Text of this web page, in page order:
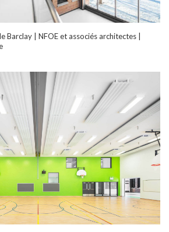
Barclay | NFOE et associés architectes |